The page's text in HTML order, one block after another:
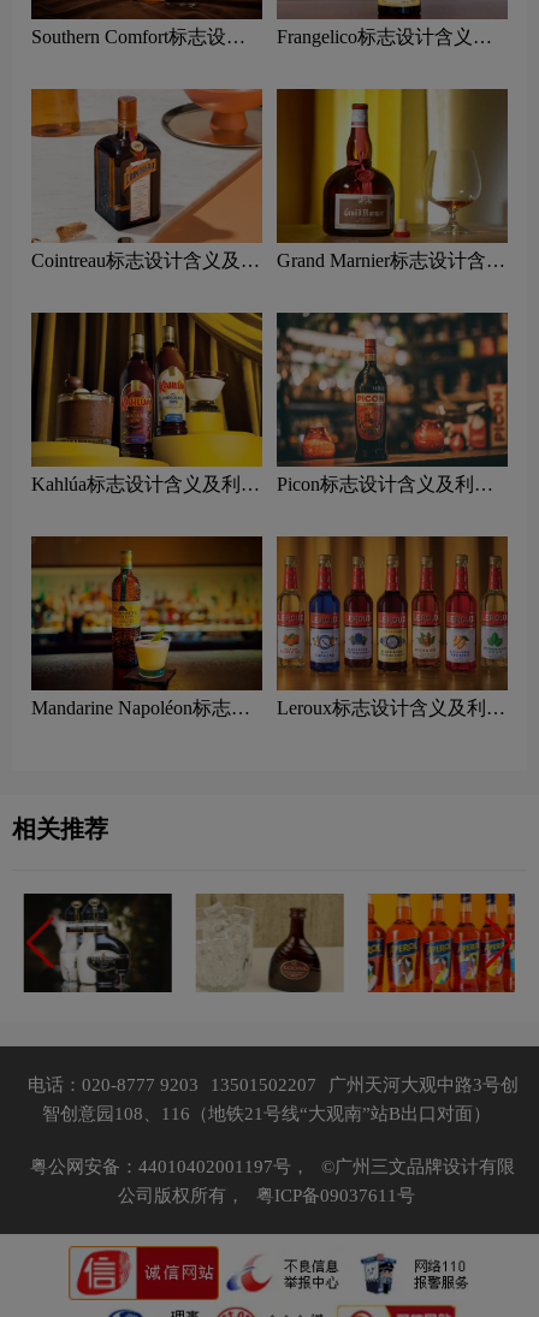
Southern Comfort标志设计
Frangelico标志设计含义及
Cointreau标志设计含义及利
Grand Marnier标志设计含义
Kahlúa标志设计含义及利口
Picon标志设计含义及利口
Mandarine Napoléon标志设
Leroux标志设计含义及利口
相关推荐
电话：020-8777 9203 13501502207
广州天河大观中路3号创
智创意园108、116（地铁21号线“大观南”站B出口对面）
粤公网安备：44010402001197号，
©广州三文品牌设计有限
公司版权所有，
粤ICP备09037611号